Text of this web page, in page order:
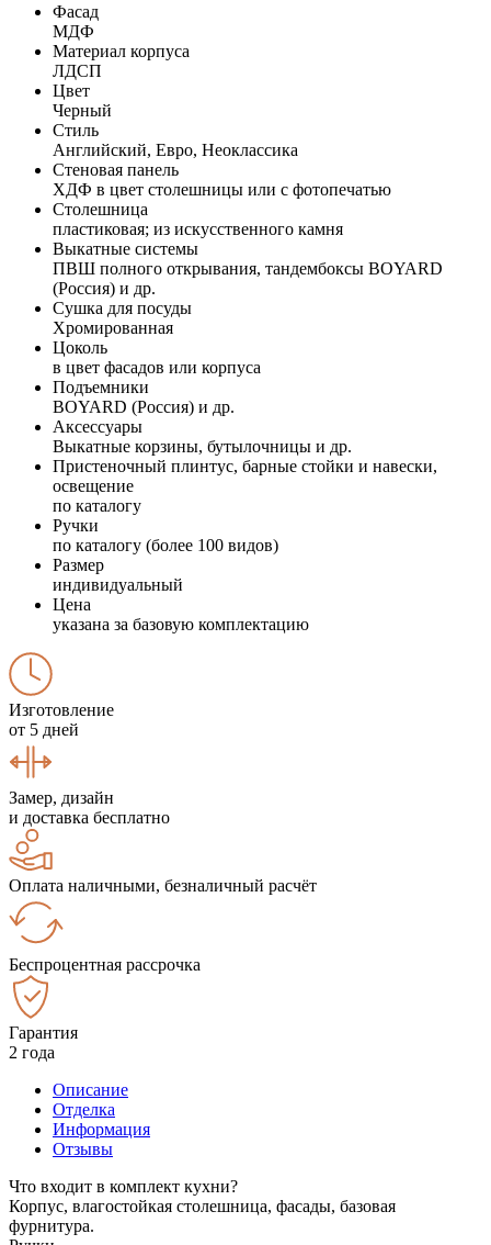
Фасад
МДФ
Материал корпуса
ЛДСП
Цвет
Черный
Стиль
Английский, Евро, Неоклассика
Стеновая панель
ХДФ в цвет столешницы или с фотопечатью
Столешница
пластиковая; из искусственного камня
Выкатные системы
ПВШ полного открывания, тандембоксы BOYARD
(Россия) и др.
Сушка для посуды
Хромированная
Цоколь
в цвет фасадов или корпуса
Подъемники
BOYARD (Россия) и др.
Аксессуары
Выкатные корзины, бутылочницы и др.
Пристеночный плинтус, барные стойки и навески,
освещение
по каталогу
Ручки
по каталогу (более 100 видов)
Размер
индивидуальный
Цена
указана за базовую комплектацию
Изготовление
от 5 дней
Замер, дизайн
и доставка бесплатно
Оплата наличными, безналичный расчёт
Беспроцентная рассрочка
Гарантия
2 года
Описание
Отделка
Информация
Отзывы
Что входит в комплект кухни?
Корпус, влагостойкая столешница, фасады, базовая
фурнитура.